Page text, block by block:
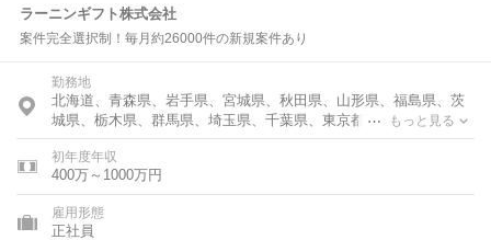
ラーニンギフト株式会社
案件完全選択制！毎月約26000件の新規案件あり
勤務地
北海道、青森県、岩手県、宮城県、秋田県、山形県、福島県、茨
城県、栃木県、群馬県、埼玉県、千葉県、東京都、神奈川県、富
山県、石川県、福井県、新潟県、山梨県、長野県、岐阜県、静岡
県、愛知県、三重県、滋賀県、京都府、大阪府、兵庫県、奈良
県、和歌山県、鳥取県、島根県、岡山県、広島県、山口県、徳島
県、香川県、愛媛県、高知県、福岡県、佐賀県、長崎県、熊本
県、大分県、宮崎県、鹿児島県、沖縄県
もっと見る
初年度年収
400万～1000万円
雇用形態
正社員